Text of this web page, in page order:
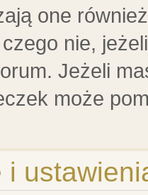
one
nie,
Jeżeli
może
i